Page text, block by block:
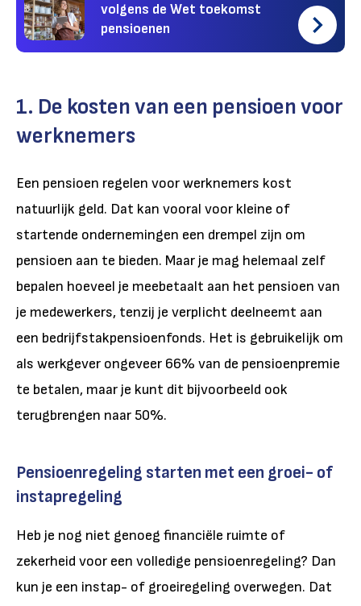
volgens de Wet toekomst
pensioenen
1. De kosten van een pensioen voor
werknemers
Een pensioen regelen voor werknemers kost
natuurlijk geld. Dat kan vooral voor kleine of
startende ondernemingen een drempel zijn om
pensioen aan te bieden. Maar je mag helemaal zelf
bepalen hoeveel je meebetaalt aan het pensioen van
je medewerkers, tenzij je verplicht deelneemt aan
een bedrijfstakpensioenfonds. Het is gebruikelijk om
als werkgever ongeveer 66% van de pensioenpremie
te betalen, maar je kunt dit bijvoorbeeld ook
terugbrengen naar 50%.
Pensioenregeling starten met een groei- of
instapregeling
Heb je nog niet genoeg financiële ruimte of
zekerheid voor een volledige pensioenregeling? Dan
kun je een instap- of groeiregeling overwegen. Dat